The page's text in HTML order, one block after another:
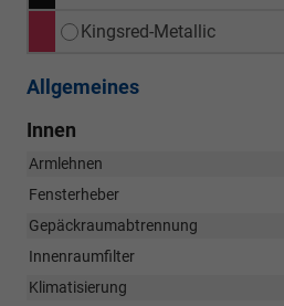
Kingsred-Metallic
Allgemeines
Innen
Armlehnen
Fensterheber
Gepäckraumabtrennung
Innenraumfilter
Klimatisierung